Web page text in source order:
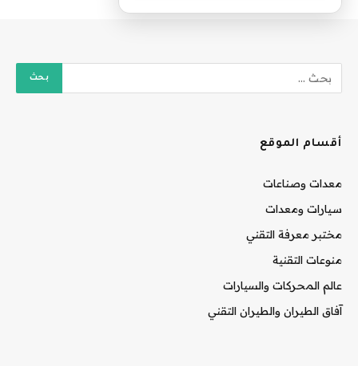
أقسام الموقع
معدات وصناعات
سيارات ومعدات
مختبر معرفة التقني
منوعات التقنية
عالم المحركات والسيارات
آفاق الطيران والطيران التقني